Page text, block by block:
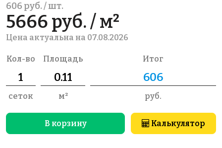
606 руб. / шт.
5666 руб. / м²
Цена актуальна на 07.08.2026
Кол-во
сеток
Площадь
м²
Итог
руб.
В корзину Калькулятор